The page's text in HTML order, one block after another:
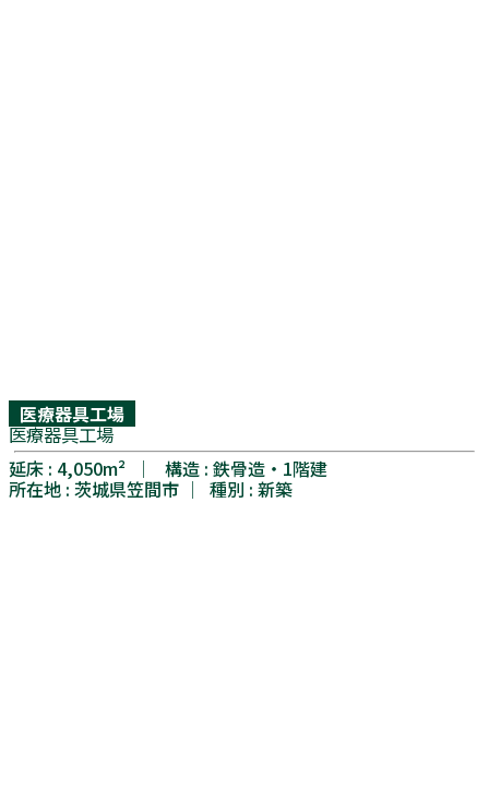
医療器具工場
医療器具工場
延床 : 4,050m² │ 構造 : 鉄骨造・1階建
所在地 : 茨城県笠間市 │ 種別 : 新築